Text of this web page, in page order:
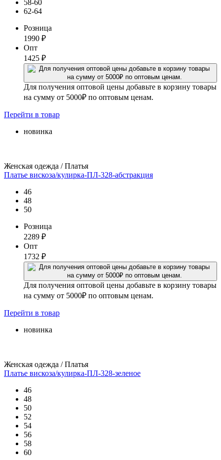
58-60
62-64
Розница
1990 ₽
Опт
1425 ₽
Для получения оптовой цены добавьте в корзину товары
на сумму от 5000₽ по оптовым ценам.
Перейти в товар
новинка
Женская одежда / Платья
Платье вискоза/кулирка-ПЛ-328-абстракция
46
48
50
Розница
2289 ₽
Опт
1732 ₽
Для получения оптовой цены добавьте в корзину товары
на сумму от 5000₽ по оптовым ценам.
Перейти в товар
новинка
Женская одежда / Платья
Платье вискоза/кулирка-ПЛ-328-зеленое
46
48
50
52
54
56
58
60